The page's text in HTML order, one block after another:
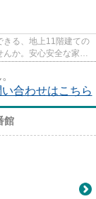
きる、地上11階建ての
か。安心安全な家を
合わせはこちら
館